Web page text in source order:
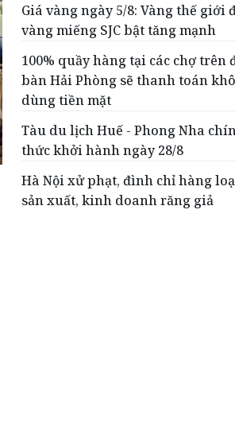
Giá vàng ngày 5/8: Vàng thế giới
vàng miếng SJC bật tăng mạnh
100% quầy hàng tại các chợ trên
bàn Hải Phòng sẽ thanh toán
dùng tiền mặt
Tàu du lịch Huế - Phong Nha
thức khởi hành ngày 28/8
Hà Nội xử phạt, đình chỉ hàng
sản xuất, kinh doanh răng giả